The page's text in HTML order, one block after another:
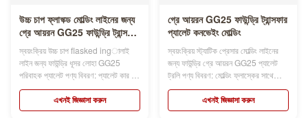
উচ্চ চাপ ফ্লাস্ক্ড মোল্ডিং লাইনের জন্য
গ্রে আয়রন GG25 ফাউন্ড্রি ট্রান্সফার
প্যালেট
স্বয়ংক্রিয় উচ্চ চাপ flasked ingালাই
লাইন জন্য ফাউন্ড্রি ধূসর লোহা GG25
পরিবাহক প্যালেট পণ্য বিবরণ: প্যালেট কার হল
ফাউন্ড্রিতে ব্যবহৃত একটি হাতিয়ার।যখন
ছাঁচনির্মাণ মেশিন কাজ করে, প্যালেট গাড়ির
চারটি চাকা থাকে, যা ছাঁচ বক্স পরিবহন চালায়,
এখনই জিজ্ঞাসা করুন
গ্রে আয়রন GG25 ফাউন্ড্রি ট্রান্সফার
প্যালেট কনভেইং মোল্ডিং
স্বয়ংক্রিয় স্ট্যাটিক প্রেসার মোল্ডিং লাইনের
জন্য ফাউন্ড্রি গ্রে আয়রন GG25 প্যালেট
ট্রলি পণ্য বিবরণ: মোল্ডিং ফ্লাস্কের সাথে
প্যালেট কার ম্যাচ হল ফাউন্ড্রিতে ব্যবহৃত
একটি টুল।যখন ছাঁচনির্মাণ মেশিন কাজ করে,
প্যালেট গাড়ির চারটি চাকা থাকে, যা ছাঁচ বক্স
এখনই জিজ্ঞাসা করুন